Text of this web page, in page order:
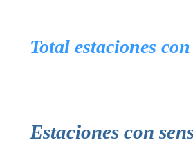
Total
Estaciones con